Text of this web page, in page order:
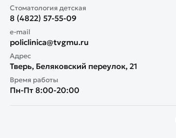
8 (4822) 57-55-09
Стоматология детская
policlinica@tvgmu.ru
e-mail
Тверь, Беляковский переулок, 21
Адрес
Пн-Пт 8:00-20:00
Время работы